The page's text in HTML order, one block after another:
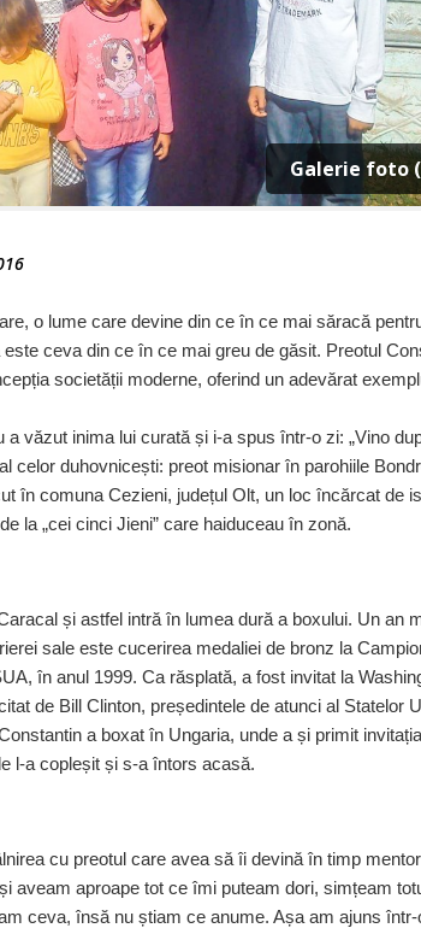
Galerie foto
o lume care devine din ce în ce mai săracă
ceva din ce în ce mai greu de găsit. Preotul
societății moderne, oferind un adevărat
văzut inima lui curată și i-a spus într-o zi: „Vino
celor du­hov­nicești: preot misionar în parohiile
în comuna Cezieni, județul Olt, un loc încărcat de
la „cei cinci Jieni” care haiduceau în zonă.
și astfel intră în lumea dură a boxului. Un an
sale este cucerirea medaliei de bronz la
în anul 1999. Ca răsplată, a fost invitat la
de Bill Clinton, președintele de atunci al Statelor
a boxat în Ungaria, unde a și primit
l-a copleșit și s-a întors acasă.
cu preotul care avea să îi devină în timp
aveam aproape tot ce îmi puteam dori, simțeam
ceva, însă nu știam ce anume. Așa am ajuns într-